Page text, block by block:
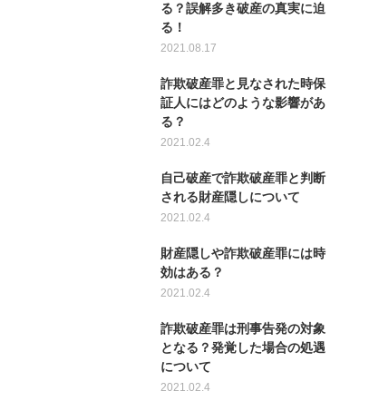
る？誤解多き破産の真実に迫
る！
2021.08.17
詐欺破産罪と見なされた時保
証人にはどのような影響があ
る？
2021.02.4
自己破産で詐欺破産罪と判断
される財産隠しについて
2021.02.4
財産隠しや詐欺破産罪には時
効はある？
2021.02.4
詐欺破産罪は刑事告発の対象
となる？発覚した場合の処遇
について
2021.02.4